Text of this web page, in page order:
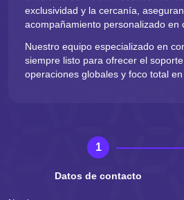
exclusividad y la cercanía,
acompañamiento personalizado en
Nuestro equipo especializado en
siempre listo para ofrecer el
operaciones globales y foco total
1
Datos de contacto